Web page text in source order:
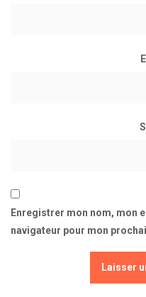
Enregistrer mon nom, mon
navigateur pour mon